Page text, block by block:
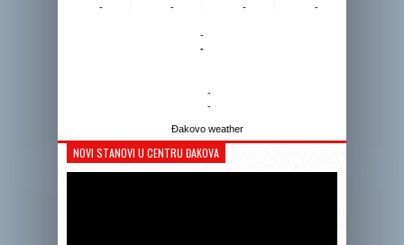
-
-
-
-
-
-
-
-
Đakovo weather
NOVI STANOVI U CENTRU ĐAKOVA